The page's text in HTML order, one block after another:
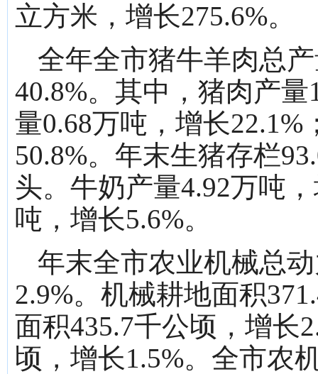
立方米，增长275.6%。
全年全市猪牛羊肉总
40.8%。其中，猪肉产
量0.68万吨，增长
50.8%。年末生猪存栏
头。牛奶产量4.92万吨
吨，增长5.6%。
年末全市农业机械总
2.9%。机械耕地面积
面积435.7千公顷，增长
顷，增长1.5%。全市农